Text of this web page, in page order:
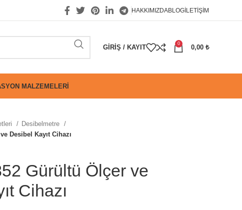
HAKKIMIZDABLOGİLETIŞIM
GIRIŞ / KAYIT
0
0,00 ₺
MALZEMELERI
Desibelmetre
Desibel Kayıt Cihazı
Gürültü Ölçer ve
Cihazı